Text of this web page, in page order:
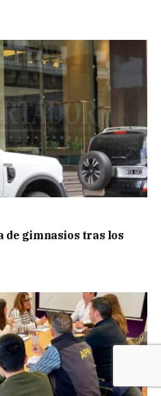
de gimnasios tras los